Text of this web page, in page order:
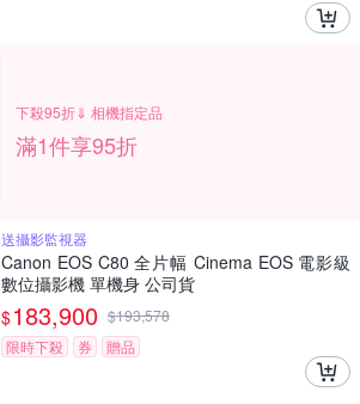
下殺95折⇓ 相機指定品
滿1件享95折
送攝影監視器
Canon EOS C80 全片幅 Cinema EOS 電影級
數位攝影機 單機身 公司貨
$183,900 $193,578
限時下殺
券 贈品